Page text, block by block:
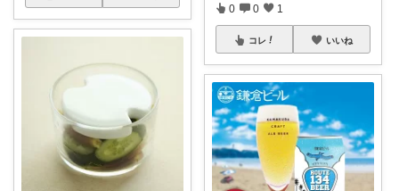
0 0 1
コレ いいね